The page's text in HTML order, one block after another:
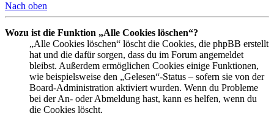
Nach oben
Wozu ist die Funktion „Alle Cookies löschen“?
„Alle Cookies löschen“ löscht die Cookies, die phpBB erstellt
hat und die dafür sorgen, dass du im Forum angemeldet
bleibst. Außerdem ermöglichen Cookies einige Funktionen,
wie beispielsweise den „Gelesen“-Status – sofern sie von der
Board-Administration aktiviert wurden. Wenn du Probleme
bei der An- oder Abmeldung hast, kann es helfen, wenn du
die Cookies löscht.